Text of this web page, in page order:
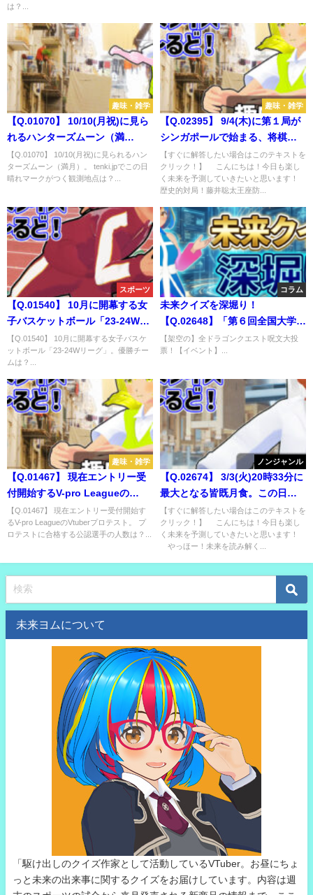
は？...
趣味・雑学
【Q.01070】 10/10(月祝)に見ら
れるハンターズムーン（満
月）。 tenki.jpでこの日晴れマー
クがつく観測地点は？
【Q.01070】 10/10(月祝)に見られるハン
ターズムーン（満月）。 tenki.jpでこの日
晴れマークがつく観測地点は？...
趣味・雑学
【Q.02395】 9/4(木)に第１局が
シンガポールで始まる、将棋
「第73期王座戦」五番勝負。藤
井聡太王座vs伊藤匠叡王の対戦
結果は？
【すぐに解答したい場合はこのテキストを
クリック！】 こんにちは！今日も楽し
く未来を予測していきたいと思います！
歴史的対局！藤井聡太王座防...
スポーツ
【Q.01540】 10月に開幕する女
子バスケットボール「23-24Wリ
ーグ」。優勝チームは？
【Q.01540】 10月に開幕する女子バスケ
ットボール「23-24Wリーグ」。優勝チー
ムは？...
コラム
未来クイズを深堀り！
【Q.02648】「第６回全国大学対
抗男女混合駅伝」編
【架空の】全ドラゴンクエスト呪文大投
票！【イベント】...
趣味・雑学
【Q.01467】 現在エントリー受
付開始するV-pro Leagueの
Vtuberプロテスト。 プロテスト
に合格する公認選手の人数は？
【Q.01467】 現在エントリー受付開始す
るV-pro LeagueのVtuberプロテスト。 プ
ロテストに合格する公認選手の人数は？...
ノンジャンル
【Q.02674】 3/3(火)20時33分に
最大となる皆既月食。この日、
tenki.jpの過去天気で晴れマーク
がつく日本の観測地点は？
【すぐに解答したい場合はこのテキストを
クリック！】 こんにちは！今日も楽し
く未来を予測していきたいと思います！
やっほー！未来を読み解く...
未来ヨムについて
「駆け出しのクイズ作家として活動しているVTuber。お昼にちょ
っと未来の出来事に関するクイズをお届けしています。内容は週